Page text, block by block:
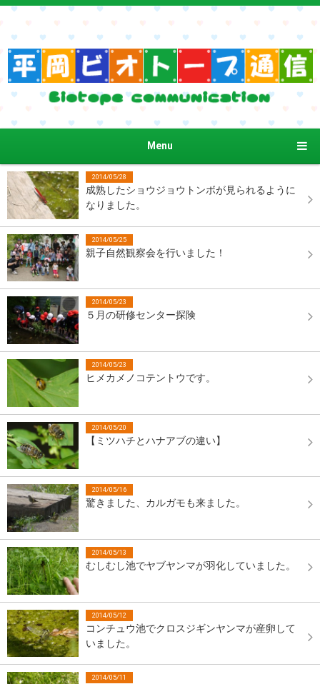
Menu
2014/05/28
成熟したショウジョウトンボが見られるように
なりました。
2014/05/25
親子自然観察会を行いました！
2014/05/23
５月の研修センター探険
2014/05/23
ヒメカメノコテントウです。
2014/05/20
【ミツハチとハナアブの違い】
2014/05/16
驚きました、カルガモも来ました。
2014/05/13
むしむし池でヤブヤンマが羽化していました。
2014/05/12
コンチュウ池でクロスジギンヤンマが産卵して
いました。
2014/05/11